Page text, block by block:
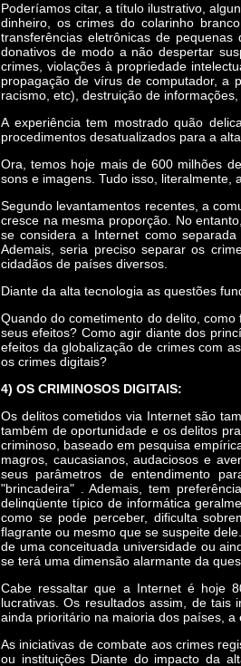
Poderíamos citar, a título ilustrativo,
dinheiro, os crimes do colarinho
transferências eletrônicas de
donativos de modo a não despertar
crimes, violações à propriedade
propagação de vírus de computador, a
racismo, etc), destruição de
A experiência tem mostrado quão
procedimentos desatualizados para a
Ora, temos hoje mais de 600 milhões
sons e imagens. Tudo isso, literalmente,
Segundo levantamentos recentes, a
cresce na mesma proporção. No
se considera a Internet como
Ademais, seria preciso separar os
cidadãos de países diversos.
Diante da alta tecnologia as questões
Quando do cometimento do delito,
seus efeitos? Como agir diante dos
efeitos da globalização de crimes com
os crimes digitais?
4) OS CRIMINOSOS DIGITAIS:
Os delitos cometidos via Internet são
também de oportunidade e os delitos
criminoso, baseado em pesquisa
magros, caucasianos, audaciosos e
seus parâmetros de entendimento
"brincadeira" . Ademais, tem
delinqüente típico de informática
como se pode perceber, dificulta
flagrante ou mesmo que se suspeite
de uma conceituada universidade ou
se terá uma dimensão alarmante da
Cabe ressaltar que a Internet é hoje
lucrativas. Os resultados assim, de
ainda prioritário na maioria dos países,
As iniciativas de combate aos crimes
ou instituições Diante do impacto da